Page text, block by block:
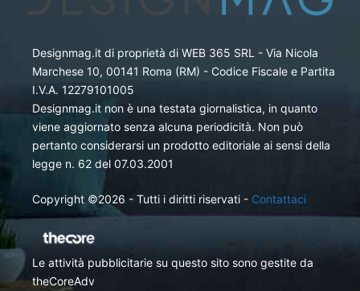
Designmag.it di proprietà di WEB 365 SRL - Via Nicola
Marchese 10, 00141 Roma (RM) - Codice Fiscale e Partita
I.V.A. 12279101005
Designmag.it non è una testata giornalistica, in quanto
viene aggiornato senza alcuna periodicità. Non può
pertanto considerarsi un prodotto editoriale ai sensi della
legge n. 62 del 07.03.2001
Copyright ©2026 - Tutti i diritti riservati - Contattaci
Le attività pubblicitarie su questo sito sono gestite da
theCoreAdv